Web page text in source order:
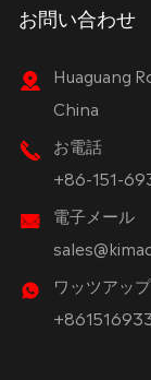
お問い合わせ
Huaguang
China
お電話
+86-151-
電子メール
ワッツアップ